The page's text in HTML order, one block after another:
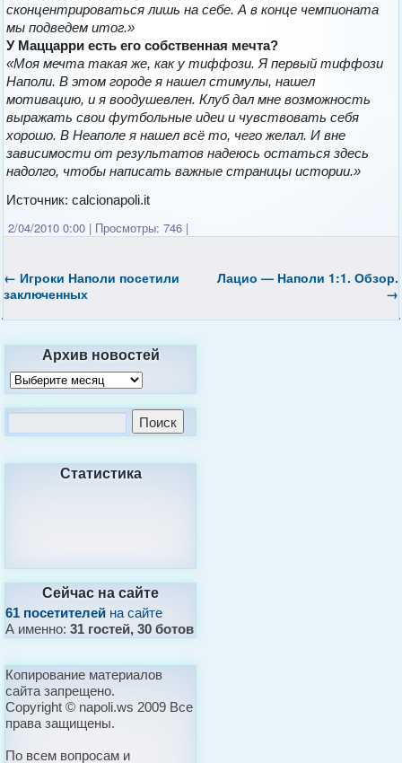
сконцентрироваться лишь на себе. А в конце чемпионата
мы подведем итог.»
У Маццарри есть его собственная мечта?
«Моя мечта такая же, как у тиффози. Я первый тиффози
Наполи. В этом городе я нашел стимулы, нашел
мотивацию, и я воодушевлен. Клуб дал мне возможность
выражать свои футбольные идеи и чувствовать себя
хорошо. В Неаполе я нашел всё то, чего желал. И вне
зависимости от результатов надеюсь остаться здесь
надолго, чтобы написать важные страницы истории.»
Источник: calcionapoli.it
2/04/2010 0:00 | Просмотры: 746 |
← Игроки Наполи посетили
заключенных
Лацио — Наполи 1:1. Обзор.
→
Архив новостей
Статистика
Сейчас на сайте
61 посетителей на сайте
А именно:31 гостей, 30 ботов
Копирование материалов
сайта запрещено.
Copyright © napoli.ws 2009 Все
права защищены.
По всем вопросам и